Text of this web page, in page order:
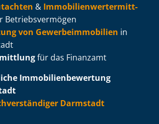
& Im­mo­bi­li­en­wert­ermitt­
Be­triebs­ver­mö­gen
von Ge­wer­be­im­mo­bi­li­en in
für das Finanzamt
Im­mo­bi­li­en­be­wer­tung
Darmstadt